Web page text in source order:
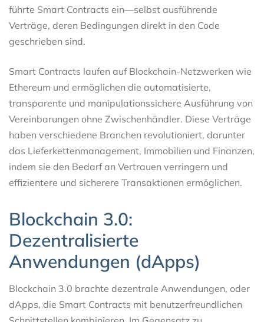
führte Smart Contracts ein—selbst ausführende
Verträge, deren Bedingungen direkt in den Code
geschrieben sind.
Smart Contracts laufen auf Blockchain-Netzwerken wie
Ethereum und ermöglichen die automatisierte,
transparente und manipulationssichere Ausführung von
Vereinbarungen ohne Zwischenhändler. Diese Verträge
haben verschiedene Branchen revolutioniert, darunter
das Lieferkettenmanagement, Immobilien und Finanzen,
indem sie den Bedarf an Vertrauen verringern und
effizientere und sicherere Transaktionen ermöglichen.
Blockchain 3.0:
Dezentralisierte
Anwendungen (dApps)
Blockchain 3.0 brachte dezentrale Anwendungen, oder
dApps, die Smart Contracts mit benutzerfreundlichen